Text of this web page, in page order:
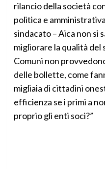
rilancio della società
politica e
sindacato – Aica non si
migliorare la qualità del
Comuni non
delle bollette, come
migliaia di cittadini
efficienza se i primi a
proprio gli enti soci?”